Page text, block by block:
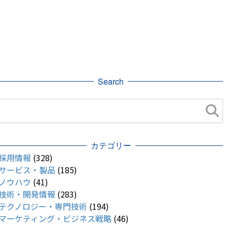
Search
カテゴリー
用情報 (328)
ービス・製品 (185)
ウハウ (41)
術・開発情報 (283)
クノロジー・専門技術 (194)
ーケティング・ビジネス戦略 (46)